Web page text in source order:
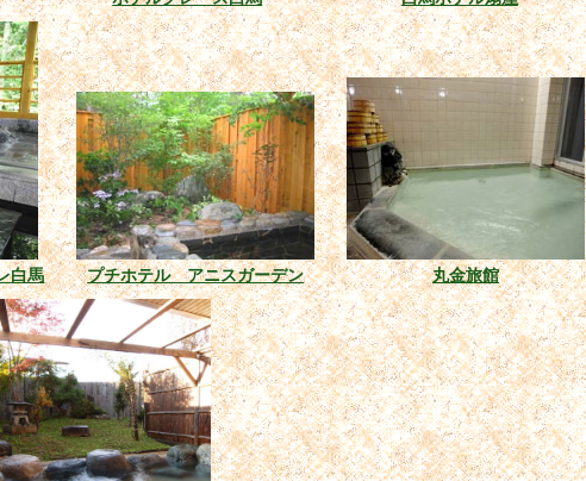
白馬 プチホテル アニスガーデン 丸金旅館